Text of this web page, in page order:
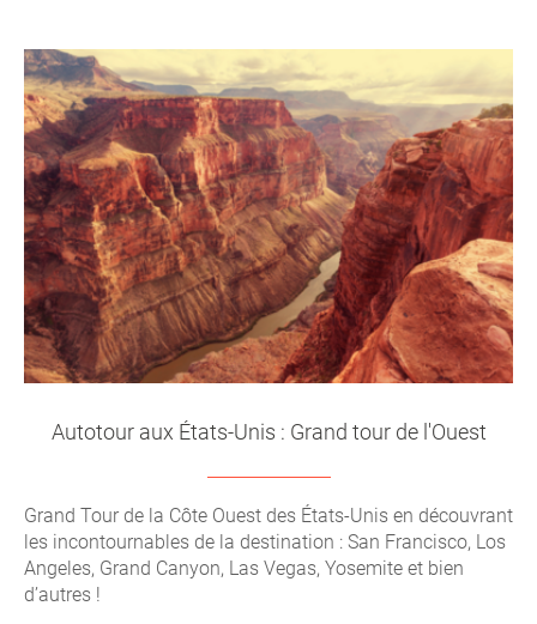
Autotour aux États-Unis : Grand tour de l'Ouest
Grand Tour de la Côte Ouest des États-Unis en découvrant
les incontournables de la destination : San Francisco, Los
Angeles, Grand Canyon, Las Vegas, Yosemite et bien
d’autres !